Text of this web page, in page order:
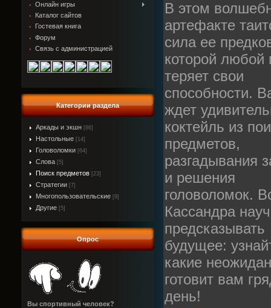
Онлайн игры
Каталог сайтов
Гостевая книга
Форум
Связь с администрацией
Категории раздела
Аркады и экшн [86]
Настольные [14]
Головоломки [64]
Слова [5]
Поиск предметов [23]
Стратегии [7]
Многопользовательские [9]
Другие [5]
Опрос
Вы спортивный человек?
В этом
артефакте
сила ее
которой любой
теряет свои
способности.
ждет
коктейль из
предметов,
разгадывания
и решения
головоломок.
Кассандра
предсказывать
будущее:
какие
готовит вам
день!